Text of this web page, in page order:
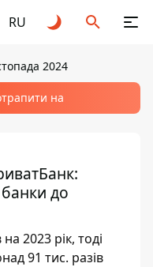
RU
2024
на
банки до
2023 рік, тоді
91 тис. разів